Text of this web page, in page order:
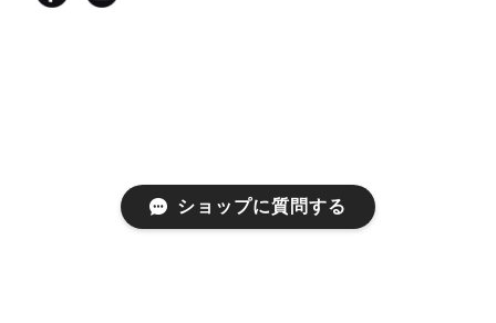
ショップに質問する